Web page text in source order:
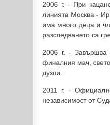
2006 г. - При
линията Москва -
има много деца и
разследването са
2006 г. - Завършва
финалния мач,
дузпи.
2011 г. -
независимост от